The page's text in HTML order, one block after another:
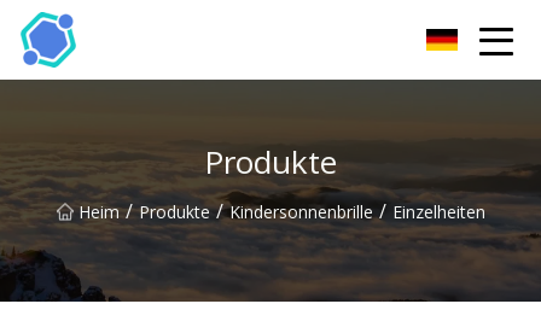
Produkte
Heim / Produkte / Kindersonnenbrille / Einzelheiten